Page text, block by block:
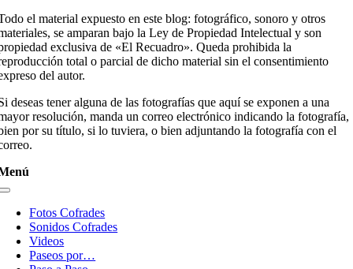
el material expuesto en este blog: fotográfico, sonoro y otros
se amparan bajo la Ley de Propiedad Intelectual y son
exclusiva de «El Recuadro». Queda prohibida la
total o parcial de dicho material sin el consentimiento
del autor.
deseas tener alguna de las fotografías que aquí se exponen a una
resolución, manda un correo electrónico indicando la fotografía,
por su título, si lo tuviera, o bien adjuntando la fotografía con el
Toggle
NavigationFotos Cofrades
Sonidos Cofrades
Videos
Paseos por…